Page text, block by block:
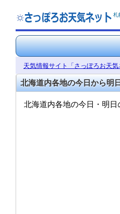
札
天気情報サイト「さっぽろお天気
北海道内各地の今日から明
北海道内各地の今日・明日